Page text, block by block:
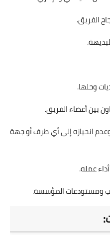
الفريق.
وحلها.
بين أعضاء الفريق.
انحيازه إلى أي طرف أو جهة
عمله.
ومستودعات المؤسسة.